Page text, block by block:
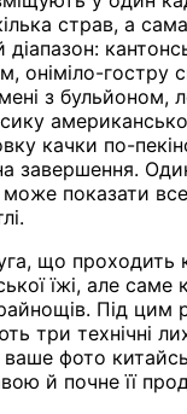
страв, а
оніміло-гостру
з бульйоном,
качки по-
завершення.
показати
що проходить
їжі, але саме
Під цим
три технічні
фото
й почне її